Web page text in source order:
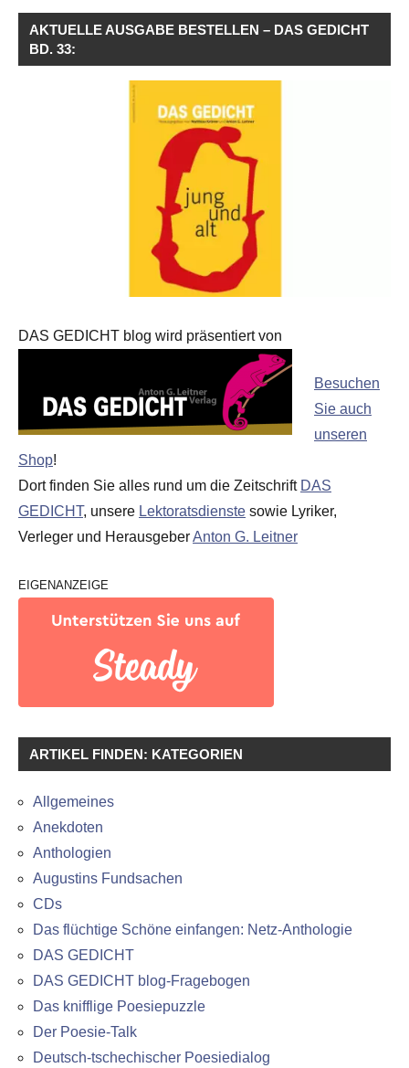
AKTUELLE AUSGABE BESTELLEN – DAS GEDICHT
BD. 33:
DAS GEDICHT blog wird präsentiert von
Besuchen
Sie auch
unseren
Shop!
Dort finden Sie alles rund um die Zeitschrift DAS
GEDICHT, unsere Lektoratsdienste sowie Lyriker,
Verleger und HerausgeberAnton G. Leitner
EIGENANZEIGE
ARTIKEL FINDEN: KATEGORIEN
Allgemeines
Anekdoten
Anthologien
Augustins Fundsachen
CDs
Das flüchtige Schöne einfangen: Netz-Anthologie
DAS GEDICHT
DAS GEDICHT blog-Fragebogen
Das knifflige Poesiepuzzle
Der Poesie-Talk
Deutsch-tschechischer Poesiedialog